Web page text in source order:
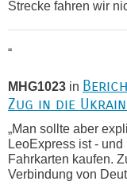
Strecke fahren wir
“
MHG1023 in
Zug in die
„Man sollte aber
LeoExpress ist -
Fahrkarten kaufen.
Verbindung von